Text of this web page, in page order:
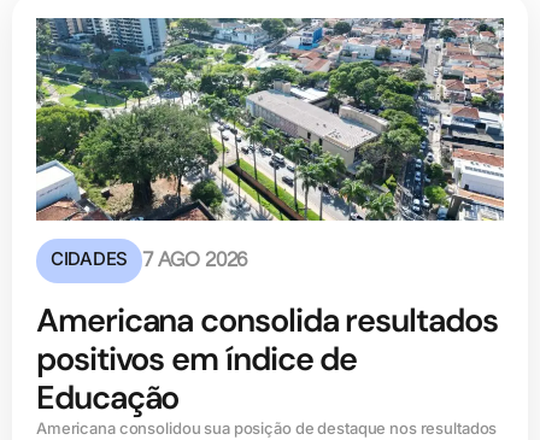
CIDADES 7 AGO 2026
Americana consolida resultados
positivos em índice de
Educação
Americana consolidou sua posição de destaque nos resultados